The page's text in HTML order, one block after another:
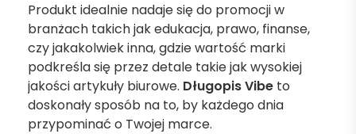
Produkt idealnie nadaje się do promocji w
branżach takich jak edukacja, prawo, finanse,
czy jakakolwiek inna, gdzie wartość marki
podkreśla się przez detale takie jak wysokiej
jakości artykuły biurowe. Długopis Vibe to
doskonały sposób na to, by każdego dnia
przypominać o Twojej marce.